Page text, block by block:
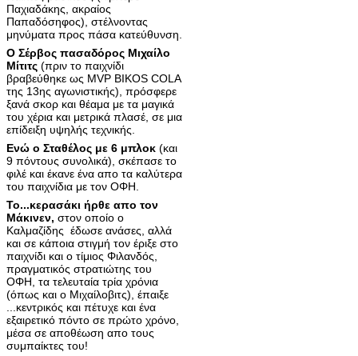
Παχιαδάκης, ακραίος
Παπαδόσηφος), στέλνοντας
μηνύματα προς πάσα κατεύθυνση.
Ο Σέρβος πασαδόρος Μιχαίλο
Μίτιτς (πριν το παιχνίδι
βραβεύθηκε ως MVP BIKOS COLA
της 13ης αγωνιστικής), πρόσφερε
ξανά σκορ και θέαμα με τα μαγικά
του χέρια και μετρικά πλασέ, σε μια
επίδειξη υψηλής τεχνικής.
Ενώ ο Σταθέλος με 6 μπλοκ (και
9 πόντους συνολικά), σκέπασε το
φιλέ και έκανε ένα απο τα καλύτερα
του παιχνίδια με τον ΟΦΗ.
Το...κερασάκι ήρθε απο τον
Μάκινεν, στον οποίο ο
Καλμαζίδης έδωσε ανάσες, αλλά
και σε κάποια στιγμή τον έριξε στο
παιχνίδι και ο τίμιος Φιλανδός,
πραγματικός στρατιώτης του
ΟΦΗ, τα τελευταία τρία χρόνια
(όπως και ο Μιχαίλοβιτς), έπαιξε
...κεντρικός και πέτυχε και ένα
εξαιρετικό πόντο σε πρώτο χρόνο,
μέσα σε αποθέωση απο τους
συμπαίκτες του!